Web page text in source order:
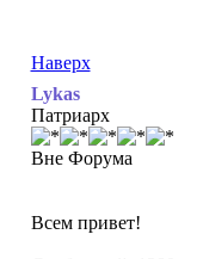
Наверх
Lykas
Патриарх
Вне Форума
Всем привет!